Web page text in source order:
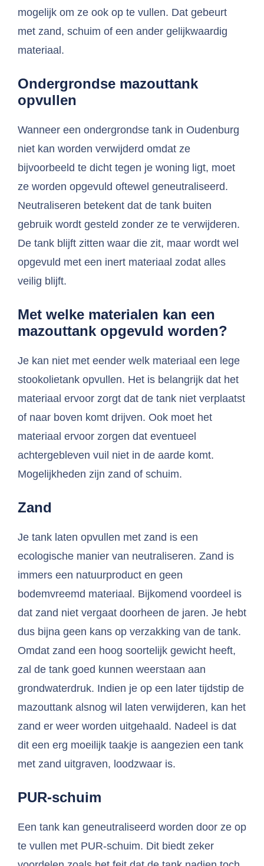
mogelijk om ze ook op te vullen. Dat gebeurt
met zand, schuim of een ander gelijkwaardig
materiaal.
Ondergrondse mazouttank
opvullen
Wanneer een ondergrondse tank in Oudenburg
niet kan worden verwijderd omdat ze
bijvoorbeeld te dicht tegen je woning ligt, moet
ze worden opgevuld oftewel geneutraliseerd.
Neutraliseren betekent dat de tank buiten
gebruik wordt gesteld zonder ze te verwijderen.
De tank blijft zitten waar die zit, maar wordt wel
opgevuld met een inert materiaal zodat alles
veilig blijft.
Met welke materialen kan een
mazouttank opgevuld worden?
Je kan niet met eender welk materiaal een lege
stookolietank opvullen. Het is belangrijk dat het
materiaal ervoor zorgt dat de tank niet verplaatst
of naar boven komt drijven. Ook moet het
materiaal ervoor zorgen dat eventueel
achtergebleven vuil niet in de aarde komt.
Mogelijkheden zijn zand of schuim.
Zand
Je tank laten opvullen met zand is een
ecologische manier van neutraliseren. Zand is
immers een natuurproduct en geen
bodemvreemd materiaal. Bijkomend voordeel is
dat zand niet vergaat doorheen de jaren. Je hebt
dus bijna geen kans op verzakking van de tank.
Omdat zand een hoog soortelijk gewicht heeft,
zal de tank goed kunnen weerstaan aan
grondwaterdruk. Indien je op een later tijdstip de
mazouttank alsnog wil laten verwijderen, kan het
zand er weer worden uitgehaald. Nadeel is dat
dit een erg moeilijk taakje is aangezien een tank
met zand uitgraven, loodzwaar is.
PUR-schuim
Een tank kan geneutraliseerd worden door ze op
te vullen met PUR-schuim. Dit biedt zeker